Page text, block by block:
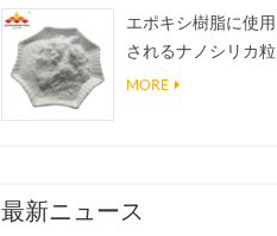
エポキシ樹脂に使用
されるナノシリカ粒
子、超疎水性コーテ
MORE
最新ニュース